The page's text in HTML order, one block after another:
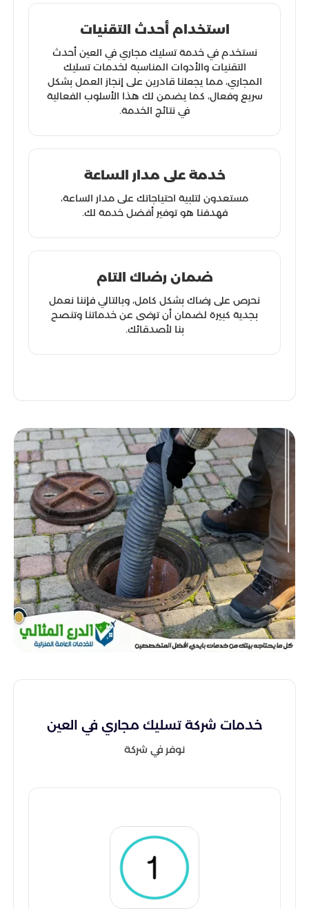
استخدام أحدث التقنيات
نستخدم في خدمة تسليك مجاري في العين أحدث
التقنيات والأدوات المناسبة لخدمات تسليك
المجاري، مما يجعلنا قادرين على إنجاز العمل بشكل
سريع وفعال، كما يضمن لك هذا الأسلوب الفعالية
في نتائج الخدمة.
خدمة على مدار الساعة
مستعدون لتلبية احتياجاتك على مدار الساعة،
فهدفنا هو توفير أفضل خدمة لك.
ضمان رضاك التام
نحرص على رضاك بشكل كامل، وبالتالي فإننا نعمل
بجدية كبيرة لضمان أن ترضى عن خدماتنا وتنصح
بنا لأصدقائك.
خدمات شركة تسليك مجاري في العين
نوفر في شركة